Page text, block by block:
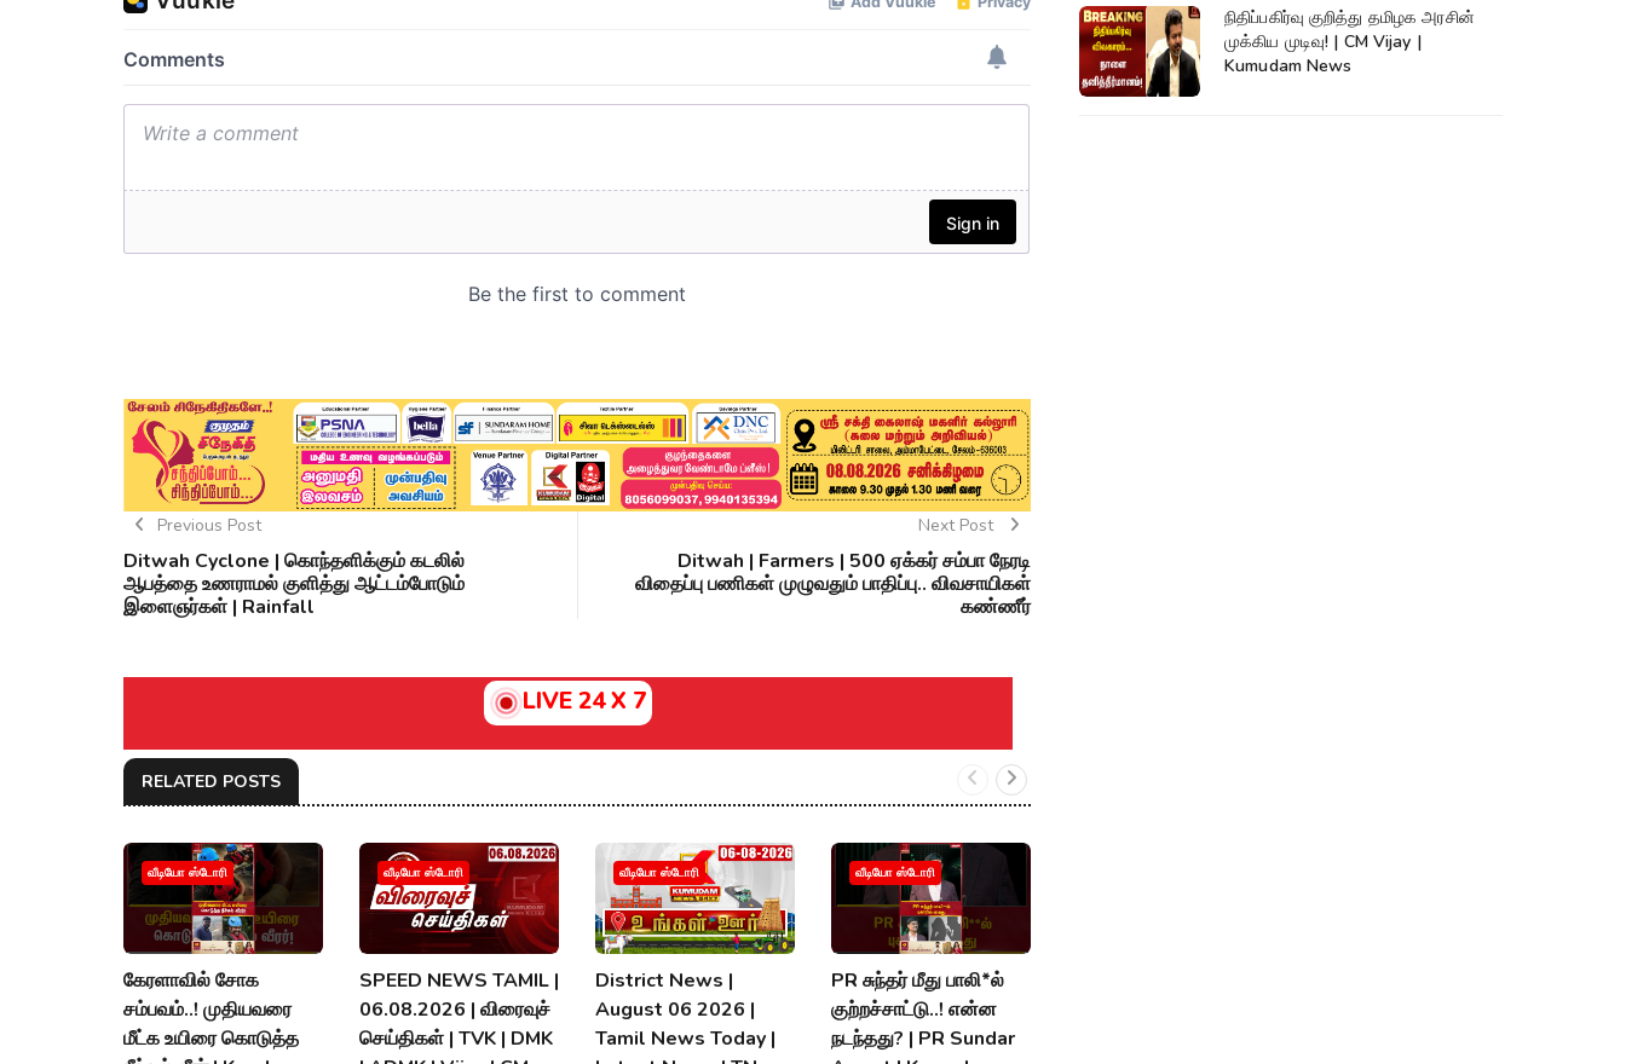
Previous Post
Ditwah Cyclone | கொந்தளிக்கும் கடலில்
ஆபத்தை உணராமல் குளித்து ஆட்டம்போடும்
இளைஞர்கள் | Rainfall
Next Post
Ditwah | Farmers | 500 ஏக்கர் சம்பா நேரடி
விதைப்பு பணிகள் முழுவதும் பாதிப்பு.. விவசாயிகள்
கண்ணீர்
LIVE 24 X 7
RELATED POSTS
வீடியோ ஸ்டோரி
கேரளாவில் சோக
சம்பவம்..! முதியவரை
மீட்க உயிரை கொடுத்த
வீடியோ ஸ்டோரி
SPEED NEWS TAMIL |
06.08.2026 | விரைவுச்
செய்திகள் | TVK | DMK
வீடியோ ஸ்டோரி
District News |
August 06 2026 |
Tamil News Today |
வீடியோ ஸ்டோரி
PR சுந்தர் மீது பாலி*ல்
குற்றச்சாட்டு..! என்ன
நடந்தது? | PR Sundar
நிதிப்பகிர்வு குறித்து தமிழக அரசின்
முக்கிய முடிவு! | CM Vijay |
Kumudam News